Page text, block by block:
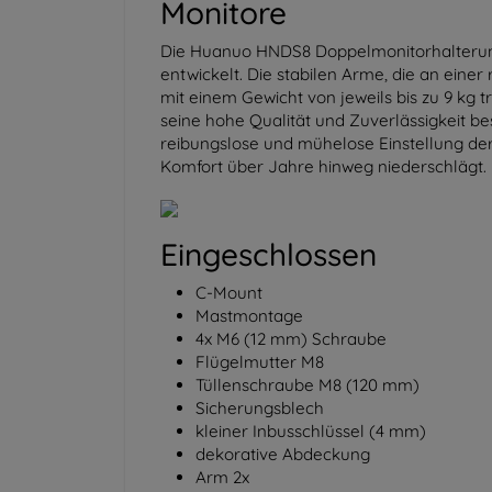
Monitore
Die Huanuo HNDS8
entwickelt. Die stabilen Arme, die an
mit einem Gewicht von jeweils bis zu 9 kg
seine hohe Qualität und Zuverlässigkeit
reibungslose und mühelose Einstellung
Komfort über Jahre hinweg niederschlägt.
Eingeschlossen
C-Mount
Mastmontage
4x M6 (12 mm) Schraube
Flügelmutter M8
Tüllenschraube M8 (120 mm)
Sicherungsblech
kleiner Inbusschlüssel (4 mm)
dekorative Abdeckung
Arm 2x